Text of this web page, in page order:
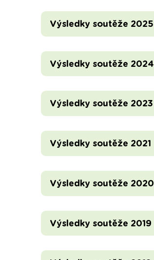
Výsledky soutěže 2025
Výsledky soutěže 2024
Výsledky soutěže 2023
Výsledky soutěže 2021
Výsledky soutěže 2020
Výsledky soutěže 2019